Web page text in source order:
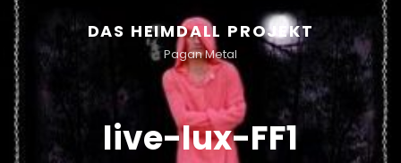
DAS HEIMDALL PROJEKT
Pagan Metal
live-lux-FF1